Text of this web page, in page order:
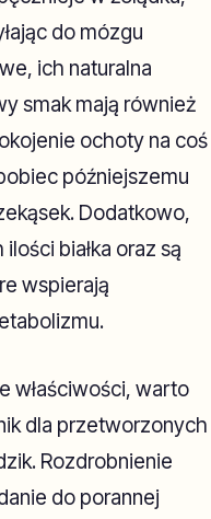
do mózgu
ich naturalna
smak mają również
ochoty na coś
późniejszemu
Dodatkowo,
białka oraz są
wspierają
właściwości, warto
dla przetworzonych
Rozdrobnienie
do porannej